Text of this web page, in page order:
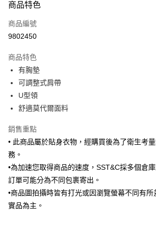
信用卡一次付款
信用卡分期付款
合作金庫商業銀行
華南商業銀行
上海商業儲蓄銀行
國泰世華商業銀行
臺灣中小企業銀行
聯邦商業銀行
元大商業銀行
永豐商業銀
台灣樂天信用卡公司
6 期 0 利率 每期
華南商業銀行
上海商業儲蓄銀行
國泰世華商業銀行
匯豐（台灣）商業銀行
聯邦商業銀行
遠東國際商
玉山商業銀行
星展（台灣
中國信託商
台灣樂天信用卡公司
LINE Pay
Apple Pay
悠遊付
Google Pay
AFTEE先享後付
相關說明
商品特色
商品編號
9802450
商品特色
有胸墊
可調整式肩帶
U型領
舒適莫代爾面料
銷售重點
• 此商品屬於貼身衣物，經購買後為了衛生考
務。
•為加速您取得商品的速度，SST&C採多個倉
訂單可能分為不同包裹寄出。
•商品圖拍攝時皆有打光或因瀏覽螢幕不同有
實品為主。